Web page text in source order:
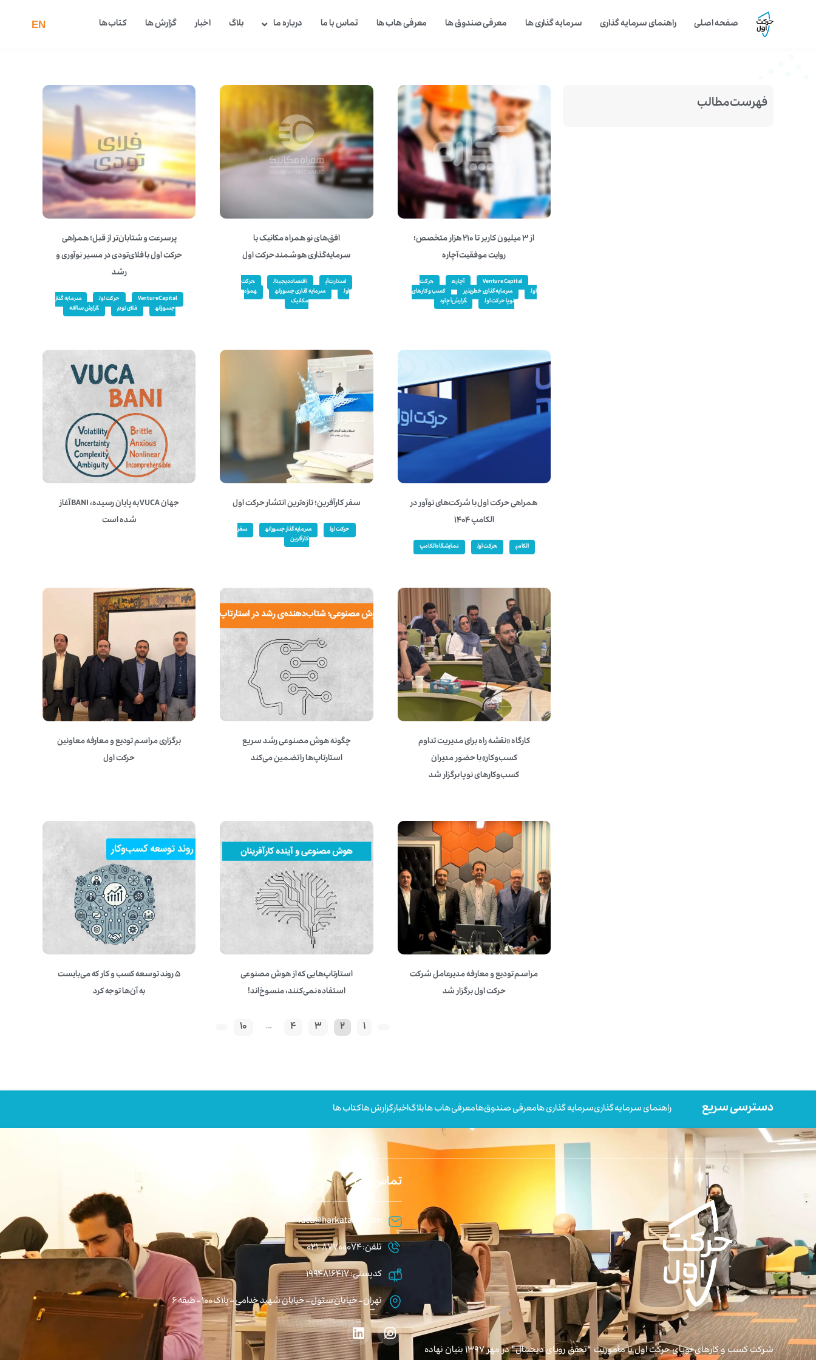
صفحه اصلی راهنمای سرمایه گذاری سرمایه گذاری ها معرفی صندوق ها معرفی هاب ها تماس با ما درباره ما بلاگ اخبار گزارش ها کتاب ها EN
فهرست مطالب
از ۳ میلیون کاربر تا ۲۱۰ هزار متخصص؛
روایت موفقیت آچاره
Venture Capital آچاره
حرکت
اول
سرمایه گذاری خطر پذیر
کسب و کارهای
نوپا حرکت اول
گزارش آچاره
افق‌های نو همراه مکانیک با
سرمایه‌گذاری هوشمند حرکت اول
استارت آپ اقتصاد دیجیتال
حرکت
اول
سرمایه گذاری جسورانه
همراه
مکانیک
پرسرعت و شتابان‌تر از قبل؛ همراهی
حرکت اول با فلای‌تودی در مسیر نوآوری و
رشد
Venture Capital حرکت اول
سرمایه گذار
جسورانه
فلای تودی گزارش سالانه
همراهی حرکت اول با شرکت‌های نوآور در
الکامپ ۱۴۰۴
الکامپ حرکت اول نمایشگاه الکامپ
سفر کارآفرین؛ تازه‌ترین انتشار حرکت اول
حرکت اول سرمایه‌گذار جسورانه
سفر
کارآفرین
جهان VUCA به پایان رسیده، BANI آغاز
شده است
کارگاه «نقشه راه برای مدیریت تداوم
کسب‌وکار» با حضور مدیران
کسب‌وکارهای نوپا برگزار شد
چگونه هوش مصنوعی رشد سریع
استارتاپ‌ها را تضمین می‌کند
برگزاری مراسم تودیع و معارفه معاونین
حرکت اول
مراسم تودیع و معارفه مدیرعامل شرکت
حرکت اول برگزار شد
استارتاپ‌هایی که از هوش مصنوعی
استفاده نمی‌کنند، منسوخ‌اند!
5 روند توسعه کسب و کار که می‌بایست
به آن‌ها توجه کرد
1
2
3
4
...
10
دسترسی سریع راهنمای سرمایه گذاریسرمایه گذاری هامعرفی صندوق‌هامعرفی هاب هابلاگاخبارگزارش هاکتاب ها
شرکت کسب و کارهای نوپای حرکت اول با مأموریت “تحقق رویای دیجیتال” در مهر ۱۳۹۷ بنیان نهاده
تماس با ما
idea@harkataval.com
تلفن: 87700074-021
کدپستی: 1994816417
تهران – خیابان سئول – خیابان شهید خدامی – پلاک 100 – طبقه 6